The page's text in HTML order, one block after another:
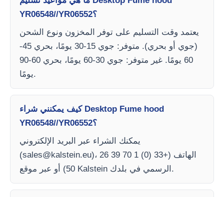
YR06548//YR06552؟
يعتمد وقت التسليم على توفر المخزون ونوع الشحن
(جوي أو بحري). متوفر: جوي 15-30 يومًا، بحري 45-
60 يومًا. غير متوفر: جوي 30-60 يومًا، بحري 60-90
يومًا.
كيف يمكنني شراء Desktop Fume hood
YR06548//YR06552؟
يمكنك الشراء عبر البريد الإلكتروني
(sales@kalstein.eu)، الهاتف (+33 (0) 1 70 39 26
50) أو عبر موقع Kalstein الرسمي في بلدك.